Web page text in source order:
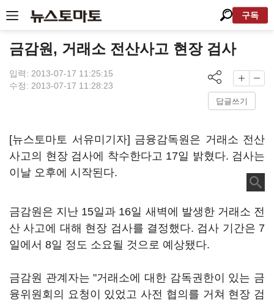
구독
금감원, 거래소 전산사고 현장 검사
입력: 2013-07-17 11:25:15
수정: 2013-07-17 11:28:23
답글쓰기
[뉴스토마토 서유미기자] 금융감독원은 거래소 전산
사고의 현장 검사에 착수한다고 17일 밝혔다. 검사는
이날 오후에 시작된다.
금감원은 지난 15일과 16일 새벽에 발생한 거래소 전
산 사고에 대해 현장 검사를 결정했다. 검사 기간은 7
일에서 8일 정도 소요될 것으로 예상됐다.
금감원 관계자는 "거래소에 대한 감독권한이 있는 금
융위원회의 요청이 있었고 사전 협의를 거쳐 현장 검